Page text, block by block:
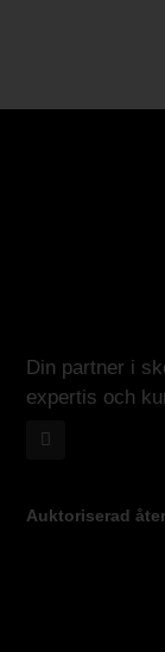
Din partner i
expertis och
Auktoriserad